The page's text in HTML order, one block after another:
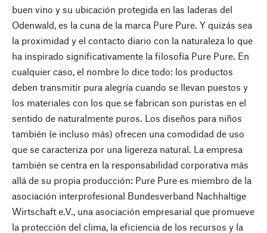
buen vino y su ubicación protegida en las laderas del
Odenwald, es la cuna de la marca Pure Pure. Y quizás sea
la proximidad y el contacto diario con la naturaleza lo que
ha inspirado significativamente la filosofía Pure Pure. En
cualquier caso, el nombre lo dice todo: los productos
deben transmitir pura alegría cuando se llevan puestos y
los materiales con los que se fabrican son puristas en el
sentido de naturalmente puros. Los diseños para niños
también (e incluso más) ofrecen una comodidad de uso
que se caracteriza por una ligereza natural. La empresa
también se centra en la responsabilidad corporativa más
allá de su propia producción: Pure Pure es miembro de la
asociación interprofesional Bundesverband Nachhaltige
Wirtschaft e.V., una asociación empresarial que promueve
la protección del clima, la eficiencia de los recursos y la